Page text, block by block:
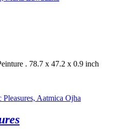
. 78.7 x 47.2 x 0.9 inch